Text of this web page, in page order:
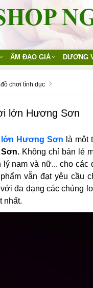
ÂM ĐẠO GIẢ DƯƠNG
chơi tình dục
lớn Hương Sơn
Hương Sơn là một
Không chỉ bán lẻ
nam và nữ... cho các
vẫn đạt yêu cầu
với đa dạng các chủng
nhất.